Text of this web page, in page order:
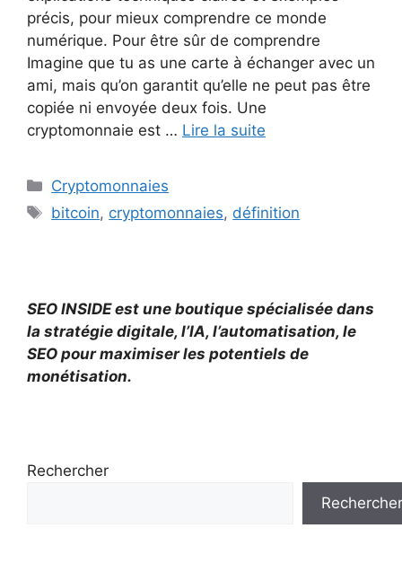
précis, pour mieux comprendre ce monde
numérique. Pour être sûr de comprendre
Imagine que tu as une carte à échanger avec un
ami, mais qu’on garantit qu’elle ne peut pas être
copiée ni envoyée deux fois. Une
cryptomonnaie est … Lire la suite
Catégories
Cryptomonnaies
Étiquettes
bitcoin, cryptomonnaies, définition
SEO INSIDE est une boutique spécialisée dans
la stratégie digitale, l’IA, l’automatisation, le
SEO pour maximiser les potentiels de
monétisation.
Rechercher
Rechercher